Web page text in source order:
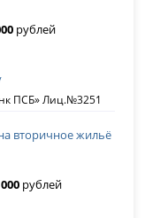
рублей
ПСБ» Лиц.№3251
вторичное жильё
рублей